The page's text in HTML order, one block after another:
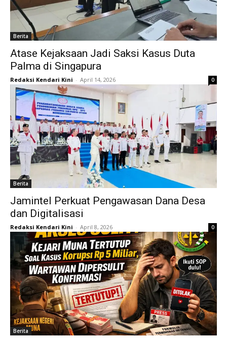
Berita
Atase Kejaksaan Jadi Saksi Kasus Duta
Palma di Singapura
Redaksi Kendari Kini - April 14, 2026 0
Berita
Jamintel Perkuat Pengawasan Dana Desa
dan Digitalisasi
Redaksi Kendari Kini - April 8, 2026 0
Berita